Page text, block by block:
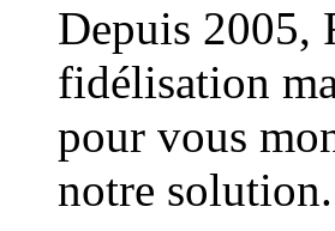
Depuis
fidélisation
pour vous
notre solution.